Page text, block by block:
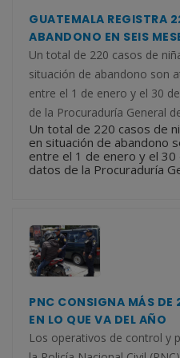
GUATEMALA REGISTRA
ABANDONO EN SEIS
Un total de 220 casos de
situación de abandono son
entre el 1 de enero y el 30
de la Procuraduría General
Un total de 220 casos de
en situación de abandono
entre el 1 de enero y el
datos de la Procuraduría
PNC CONSIGNA MÁS
EN LO QUE VA DEL AÑO
Los operativos de control y